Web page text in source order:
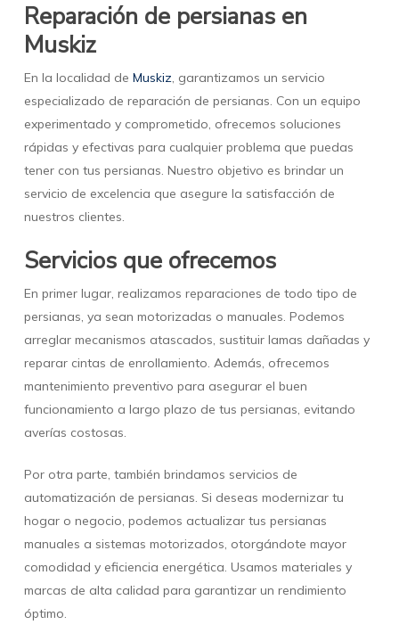
Reparación de persianas en
Muskiz
En la localidad de Muskiz, garantizamos un servicio
especializado de reparación de persianas. Con un equipo
experimentado y comprometido, ofrecemos soluciones
rápidas y efectivas para cualquier problema que puedas
tener con tus persianas. Nuestro objetivo es brindar un
servicio de excelencia que asegure la satisfacción de
nuestros clientes.
Servicios que ofrecemos
En primer lugar, realizamos reparaciones de todo tipo de
persianas, ya sean motorizadas o manuales. Podemos
arreglar mecanismos atascados, sustituir lamas dañadas y
reparar cintas de enrollamiento. Además, ofrecemos
mantenimiento preventivo para asegurar el buen
funcionamiento a largo plazo de tus persianas, evitando
averías costosas.
Por otra parte, también brindamos servicios de
automatización de persianas. Si deseas modernizar tu
hogar o negocio, podemos actualizar tus persianas
manuales a sistemas motorizados, otorgándote mayor
comodidad y eficiencia energética. Usamos materiales y
marcas de alta calidad para garantizar un rendimiento
óptimo.